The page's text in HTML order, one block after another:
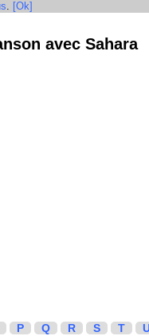
. [Ok]
avec Sahara
P Q R S T